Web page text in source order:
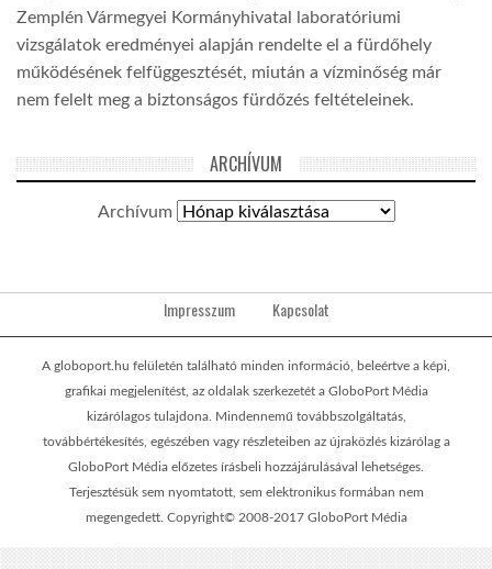
Zemplén Vármegyei Kormányhivatal laboratóriumi
vizsgálatok eredményei alapján rendelte el a fürdőhely
működésének felfüggesztését, miután a vízminőség már
nem felelt meg a biztonságos fürdőzés feltételeinek.
ARCHÍVUM
Archívum
Impresszum Kapcsolat
A globoport.hu felületén található minden információ, beleértve a képi,
grafikai megjelenítést, az oldalak szerkezetét a GloboPort Média
kizárólagos tulajdona. Mindennemű továbbszolgáltatás,
továbbértékesítés, egészében vagy részleteiben az újraközlés kizárólag a
GloboPort Média előzetes írásbeli hozzájárulásával lehetséges.
Terjesztésük sem nyomtatott, sem elektronikus formában nem
megengedett. Copyright© 2008-2017 GloboPort Média